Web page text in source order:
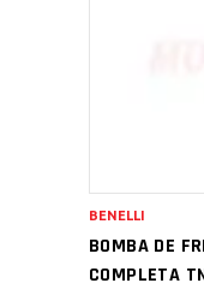
BOMBA DE
COMPLETA
BENELLI